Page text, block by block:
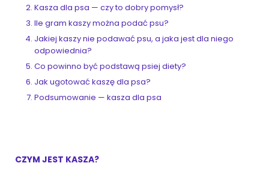
Kasza dla psa — czy to dobry pomysł?
Ile gram kaszy można podać psu?
Jakiej kaszy nie podawać psu, a jaka jest dla niego
odpowiednia?
Co powinno być podstawą psiej diety?
Jak ugotować kaszę dla psa?
Podsumowanie — kasza dla psa
CZYM JEST KASZA?